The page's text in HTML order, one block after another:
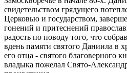
свидетельством грядущего
Церковью и государством,
гонений и притеснений
радость по поводу того, что
вдень памяти святого Даниила в
его отца - святого благоверного
владыка пожелал Свято-